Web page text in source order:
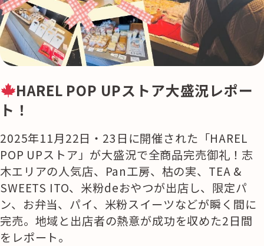
HAREL POP UPストア大盛況レポー
ト！
2025年11月22日・23日に開催された「HAREL
POP UPストア」が大盛況で全商品完売御礼！志
木エリアの人気店、Pan工房、枯の実、TEA &
SWEETS ITO、米粉deおやつが出店し、限定パ
ン、お弁当、パイ、米粉スイーツなどが瞬く間に
完売。地域と出店者の熱意が成功を収めた2日間
をレポート。